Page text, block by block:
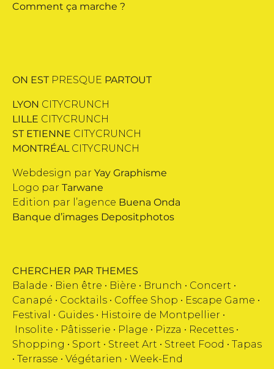
Comment ça marche ?
ON EST PRESQUE PARTOUT
LYON CITYCRUNCH
LILLE CITYCRUNCH
ST ETIENNE CITYCRUNCH
MONTRÉALCITYCRUNCH
Webdesign par Yay Graphisme
Logo par Tarwane
Edition par l’agence Buena Onda
Banque d’images Depositphotos
CHERCHER PAR THEMES
Balade • Bien être • Bière • Brunch • Concert •
Canapé • Cocktails • Coffee Shop • Escape Game •
Festival
• Guides • Histoire de Montpellier •
Insolite • Pâtisserie • Plage • Pizza • Recettes •
Shopping • Sport • Street Art • Street Food • Tapas
• Terrasse • Végétarien • Week-End